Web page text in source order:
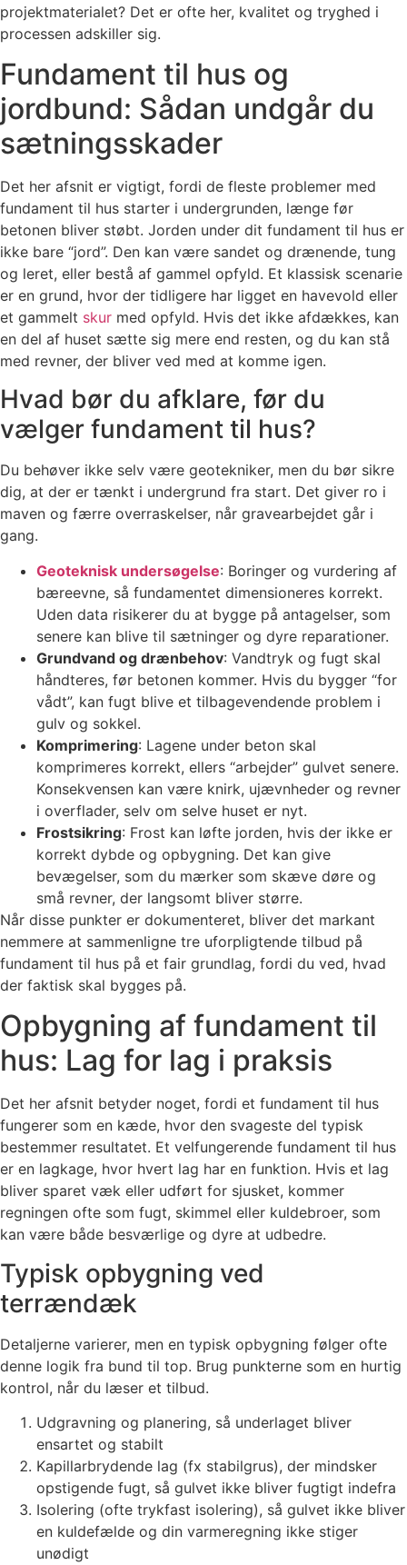
projektmaterialet? Det er ofte her, kvalitet og tryghed i
processen adskiller sig.
Fundament til hus og
jordbund: Sådan undgår du
sætningsskader
Det her afsnit er vigtigt, fordi de fleste problemer med
fundament til hus starter i undergrunden, længe før
betonen bliver støbt. Jorden under dit fundament til hus er
ikke bare “jord”. Den kan være sandet og drænende, tung
og leret, eller bestå af gammel opfyld. Et klassisk scenarie
er en grund, hvor der tidligere har ligget en havevold eller
et gammelt skur med opfyld. Hvis det ikke afdækkes, kan
en del af huset sætte sig mere end resten, og du kan stå
med revner, der bliver ved med at komme igen.
Hvad bør du afklare, før du
vælger fundament til hus?
Du behøver ikke selv være geotekniker, men du bør sikre
dig, at der er tænkt i undergrund fra start. Det giver ro i
maven og færre overraskelser, når gravearbejdet går i
gang.
Geoteknisk undersøgelse: Boringer og vurdering af
bæreevne, så fundamentet dimensioneres korrekt.
Uden data risikerer du at bygge på antagelser, som
senere kan blive til sætninger og dyre reparationer.
Grundvand og drænbehov: Vandtryk og fugt skal
håndteres, før betonen kommer. Hvis du bygger “for
vådt”, kan fugt blive et tilbagevendende problem i
gulv og sokkel.
Komprimering: Lagene under beton skal
komprimeres korrekt, ellers “arbejder” gulvet senere.
Konsekvensen kan være knirk, ujævnheder og revner
i overflader, selv om selve huset er nyt.
Frostsikring: Frost kan løfte jorden, hvis der ikke er
korrekt dybde og opbygning. Det kan give
bevægelser, som du mærker som skæve døre og
små revner, der langsomt bliver større.
Når disse punkter er dokumenteret, bliver det markant
nemmere at sammenligne tre uforpligtende tilbud på
fundament til hus på et fair grundlag, fordi du ved, hvad
der faktisk skal bygges på.
Opbygning af fundament til
hus: Lag for lag i praksis
Det her afsnit betyder noget, fordi et fundament til hus
fungerer som en kæde, hvor den svageste del typisk
bestemmer resultatet. Et velfungerende fundament til hus
er en lagkage, hvor hvert lag har en funktion. Hvis et lag
bliver sparet væk eller udført for sjusket, kommer
regningen ofte som fugt, skimmel eller kuldebroer, som
kan være både besværlige og dyre at udbedre.
Typisk opbygning ved
terrændæk
Detaljerne varierer, men en typisk opbygning følger ofte
denne logik fra bund til top. Brug punkterne som en hurtig
kontrol, når du læser et tilbud.
Udgravning og planering, så underlaget bliver
ensartet og stabilt
Kapillarbrydende lag (fx stabilgrus), der mindsker
opstigende fugt, så gulvet ikke bliver fugtigt indefra
Isolering (ofte trykfast isolering), så gulvet ikke bliver
en kuldefælde og din varmeregning ikke stiger
unødigt